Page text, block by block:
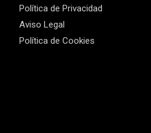
Política de Privacidad
Aviso Legal
Política de Cookies